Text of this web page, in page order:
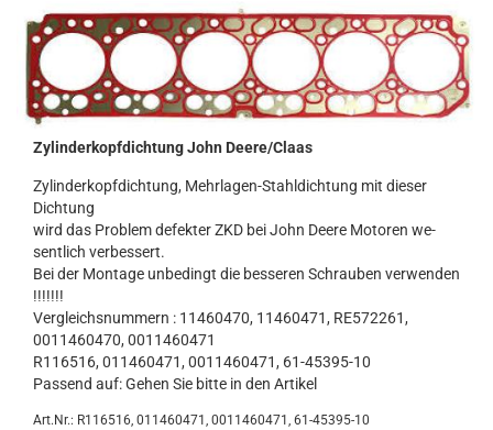
Zy­lin­der­kopf­dich­tung John Deere/Claas
Zy­lin­der­kopf­dich­tung, Mehrlagen-​Stahldichtung mit die­ser
Dich­tung
wird das Pro­blem de­fek­ter ZKD bei John Deere Mo­to­ren we­
sent­lich ver­bes­sert.
Bei der Mon­ta­ge un­be­dingt die bes­se­ren Schrau­ben ver­wen­den
!!!!!!!
Ver­gleichs­num­mern : 11460470, 11460471, RE572261,
0011460470, 0011460471
R116516, 011460471, 0011460471, 61-​45395-10
Pas­send auf: Gehen Sie bitte in den Ar­ti­kel
Art.Nr.: R116516, 011460471, 0011460471, 61-45395-10